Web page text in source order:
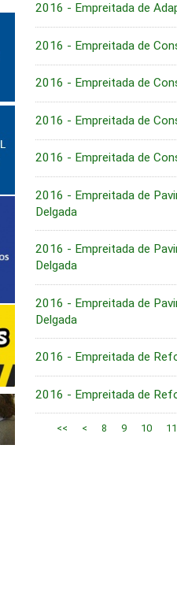
2016 - Empreitada de
2016 - Empreitada de
2016 - Empreitada de
2016 - Empreitada de
2016 - Empreitada de
2016 - Empreitada de
Delgada
2016 - Empreitada de
Delgada
2016 - Empreitada de
Delgada
2016 - Empreitada de
2016 - Empreitada de
<< < 8 9 10 11